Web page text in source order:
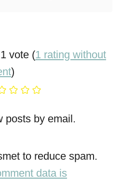
vote (1 rating without
)
posts by email.
to reduce spam.
data is